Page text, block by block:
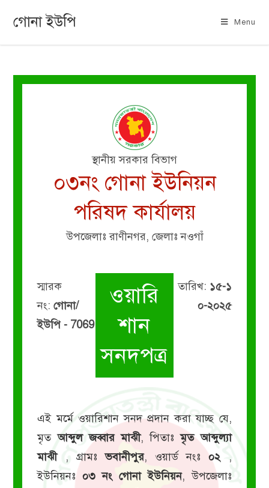
গোনা ইউপি Menu
স্থানীয় সরকার বিভাগ
০৩নং গোনা ইউনিয়ন
পরিষদ কার্যালয়
উপজেলাঃ রাণীনগর, জেলাঃ নওগাঁ
স্মারক
নং:গোনা/
ইউপি - 7069
ওয়ারি
শান
সনদপত্র
তারিখ: ১৫-১
০-২০২৫
এই মর্মে ওয়ারিশান সনদ প্রদান করা যাচ্ছ যে,
মৃতআব্দুল জব্বার মাঝী, পিতাঃমৃত আব্দুল্যা
মাঝী, গ্রামঃভবানীপুর, ওয়ার্ড নংঃ০২
,
ইউনিয়নঃ০৩ নং গোনা ইউনিয়ন, উপজেলাঃ